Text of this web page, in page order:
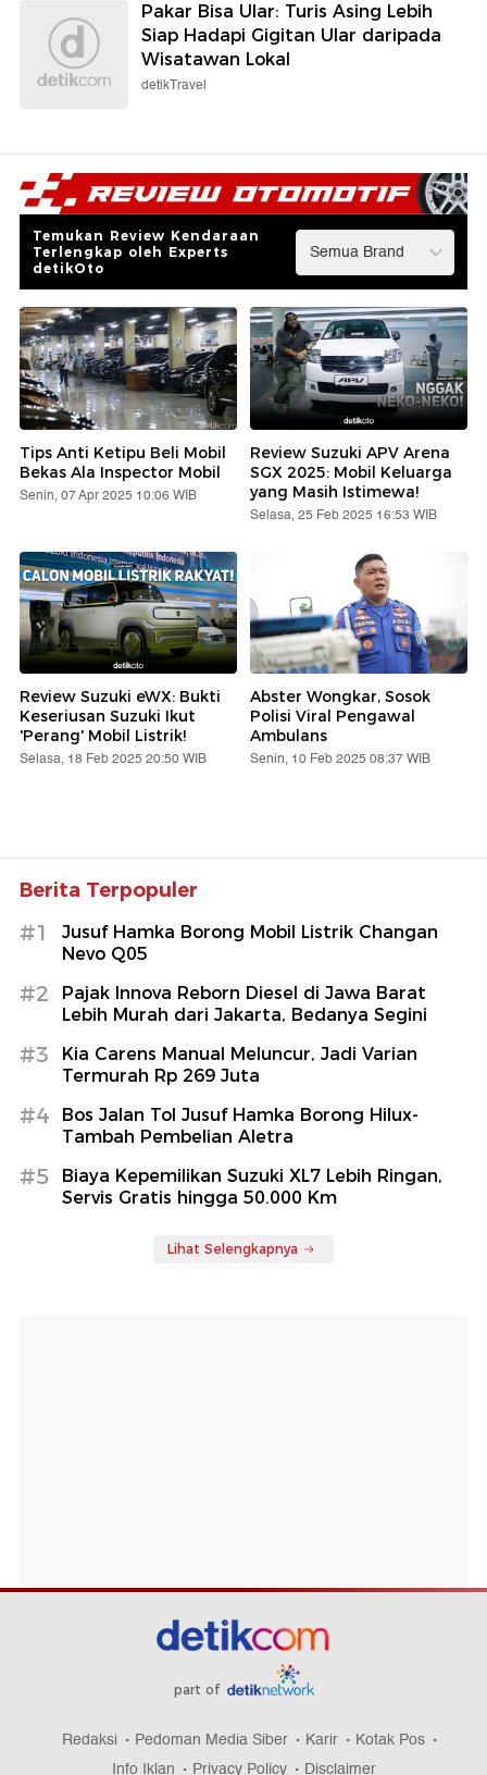
Pakar Bisa Ular: Turis Asing Lebih
Siap Hadapi Gigitan Ular daripada
Wisatawan Lokal
detikTravel
Temukan Review Kendaraan
Terlengkap oleh Experts
detikOto
Tips Anti Ketipu Beli Mobil
Bekas Ala Inspector Mobil
Senin, 07 Apr 2025 10:06 WIB
Review Suzuki APV Arena
SGX 2025: Mobil Keluarga
yang Masih Istimewa!
Selasa, 25 Feb 2025 16:53 WIB
Review Suzuki eWX: Bukti
Keseriusan Suzuki Ikut
'Perang' Mobil Listrik!
Selasa, 18 Feb 2025 20:50 WIB
Abster Wongkar, Sosok
Polisi Viral Pengawal
Ambulans
Senin, 10 Feb 2025 08:37 WIB
Berita Terpopuler
#1
Jusuf Hamka Borong Mobil Listrik Changan
Nevo Q05
#2
Pajak Innova Reborn Diesel di Jawa Barat
Lebih Murah dari Jakarta, Bedanya Segini
#3
Kia Carens Manual Meluncur, Jadi Varian
Termurah Rp 269 Juta
#4
Bos Jalan Tol Jusuf Hamka Borong Hilux-
Tambah Pembelian Aletra
#5
Biaya Kepemilikan Suzuki XL7 Lebih Ringan,
Servis Gratis hingga 50.000 Km
Lihat Selengkapnya
part of
Redaksi Pedoman Media Siber Karir
Kotak Pos
Info Iklan
Privacy Policy Disclaimer